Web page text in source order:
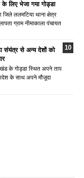
लिए भेजा गया गोड्डा
जिले ललमटिया थाना क्षेत्र
ग्राम नीमाकाला पंचायत
संयंत्र से अन्य देशों को
के गोड्डा स्थित अपने ताप
के साथ अपने मौजूदा